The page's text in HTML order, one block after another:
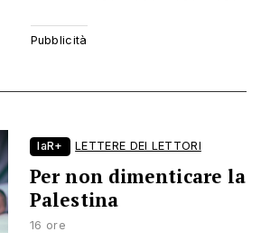
laR+ LETTERE DEI LETTORI
Per non dimenticare la
Palestina
16 ore